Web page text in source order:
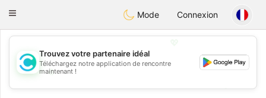
olombiaCitas
Toggle
Mode Connexion
💖
💕
Trouvez votre partenaire idéal
Téléchargez notre application de rencontre
maintenant !